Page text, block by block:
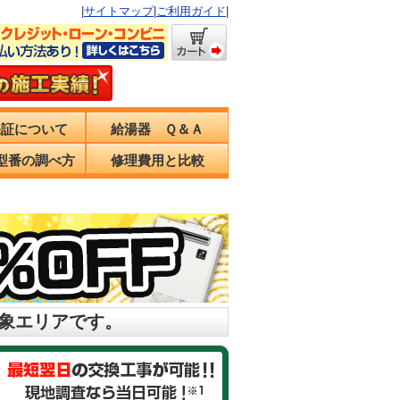
サイトマップ| ご利用ガイド
について 給湯器 Ｑ＆Ａ
番の調べ方 修理費用と比較
リアです。